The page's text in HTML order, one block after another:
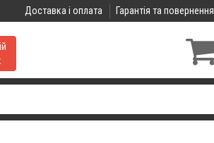
Доставка і оплата Гарантія та повернення